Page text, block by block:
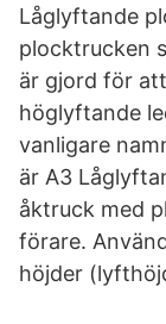
Låglyftande
plocktrucken
är gjord för
höglyftande
vanligare
är A3
åktruck med
förare.
höjder